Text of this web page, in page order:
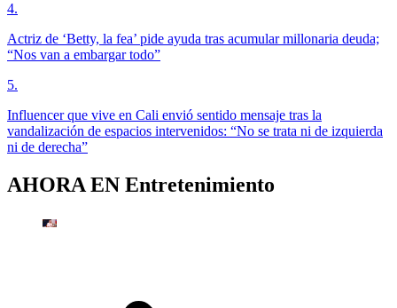
4.
Actriz de ‘Betty, la fea’ pide ayuda tras acumular millonaria deuda;
“Nos van a embargar todo”
5.
Influencer que vive en Cali envió sentido mensaje tras la
vandalización de espacios intervenidos: “No se trata ni de izquierda
ni de derecha”
AHORA EN Entretenimiento